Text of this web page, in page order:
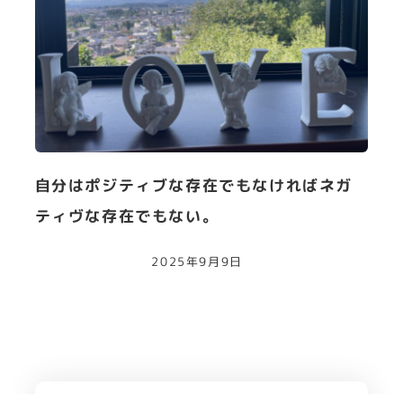
自分はポジティブな存在でもなければネガ
ティヴな存在でもない。
2025年9月9日